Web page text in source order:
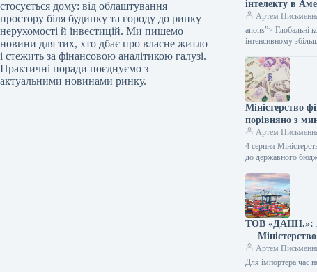
стосується дому: від облаштування
простору біля будинку та городу до ринку
нерухомості й інвестицій. Ми пишемо
новини для тих, хто дбає про власне житло
і стежить за фінансовою аналітикою галузі.
Практичні поради поєднуємо з
актуальними новинами ринку.
інтелекту в
Артем
anons”> Глобальні
інтенсивному
Міністерство
порівняно з
Артем
4 серпня
до державного
ТОВ «ДАНН.»:
— Міністерство
Артем
Для імпортера час